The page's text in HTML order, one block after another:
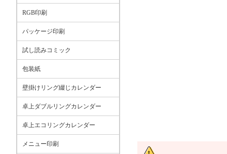
RGB印刷
パッケージ印刷
試し読みコミック
包装紙
壁掛けリング綴じカレンダー
卓上ダブルリングカレンダー
卓上エコリングカレンダー
メニュー印刷